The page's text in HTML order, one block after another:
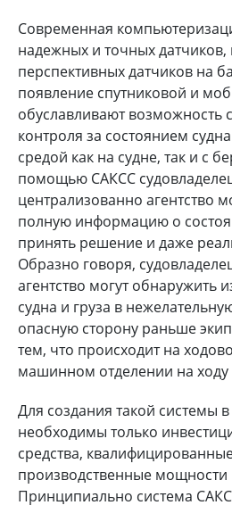
Современная
надежных и точных
перспективных датчиков на
появление спутниковой и
обуславливают возможность
контроля за состоянием
средой как на судне, так и с
помощью САКСС
централизованно агентство
полную информацию о
принять решение и даже
Образно говоря,
агентство могут обнаружить
судна и груза в
опасную сторону раньше
тем, что происходит на
машинном отделении на ходу
Для создания такой системы
необходимы только
средства,
производственные мощности
Принципиально система